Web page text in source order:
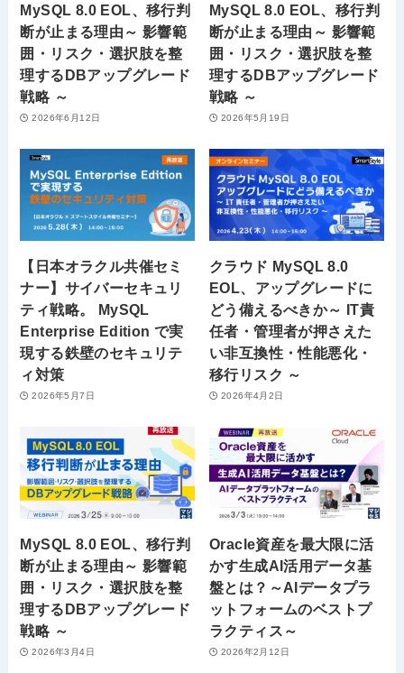
MySQL 8.0 EOL、移行判
断が止まる理由～ 影響範
囲・リスク・選択肢を整
理するDBアップグレード
戦略 ～
2026年6月12日
MySQL 8.0 EOL、移行判
断が止まる理由～ 影響範
囲・リスク・選択肢を整
理するDBアップグレード
戦略 ～
2026年5月19日
【日本オラクル共催セミ
ナー】サイバーセキュリ
ティ戦略。 MySQL
Enterprise Edition で実
現する鉄壁のセキュリテ
ィ対策
2026年5月7日
クラウド MySQL 8.0
EOL、アップグレードに
どう備えるべきか～ IT責
任者・管理者が押さえた
い非互換性・性能悪化・
移行リスク ～
2026年4月2日
MySQL 8.0 EOL、移行判
断が止まる理由～ 影響範
囲・リスク・選択肢を整
理するDBアップグレード
戦略 ～
2026年3月4日
Oracle資産を最大限に活
かす生成AI活用データ基
盤とは？～AIデータプラ
ットフォームのベストプ
ラクティス～
2026年2月12日